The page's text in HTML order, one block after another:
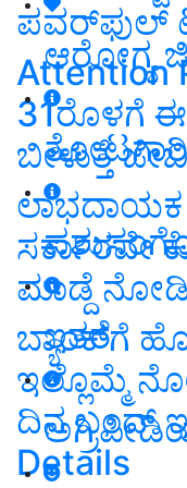
ಆರೋಗ್ಯ
ಇತರೆ
ಪವರ್‌ಫುಲ್‌
Attention
31ರೊಳಗೆ
ಬೀಳುತ್ತೆ
ಲಾಭದಾಯಕ
ಸರ್ಕಾರವೇ
ಮಾಡ್ದೆ
ಬ್ಯಾಂಕ್‌ಗೆ
ಇಲ್ಲೊಮ್ಮೆ
ದಿನ ಬಂದ್‌
Details